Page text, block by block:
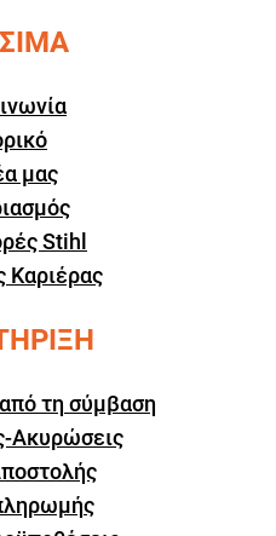
μας
Stihl
Καριέρας
τη σύμβαση
Ακυρώσεις